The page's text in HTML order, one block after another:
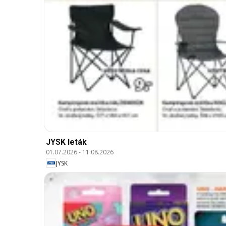
JYSK leták
01.07.2026- 11.08.2026
JYSK